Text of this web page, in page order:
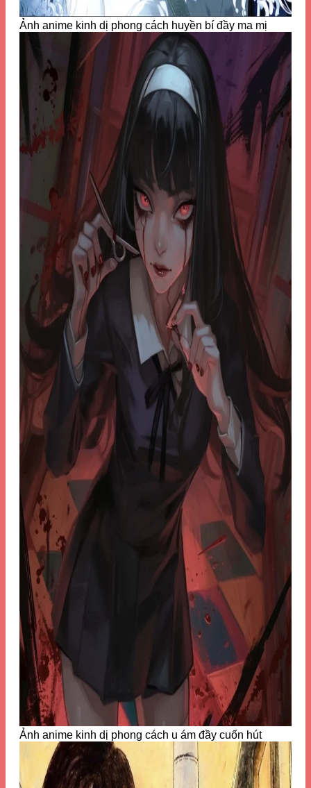
Ảnh anime kinh dị phong cách huyền bí đầy ma mị
Ảnh anime kinh dị phong cách u ám đầy cuốn hút